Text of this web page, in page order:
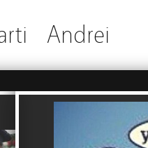
Andrei